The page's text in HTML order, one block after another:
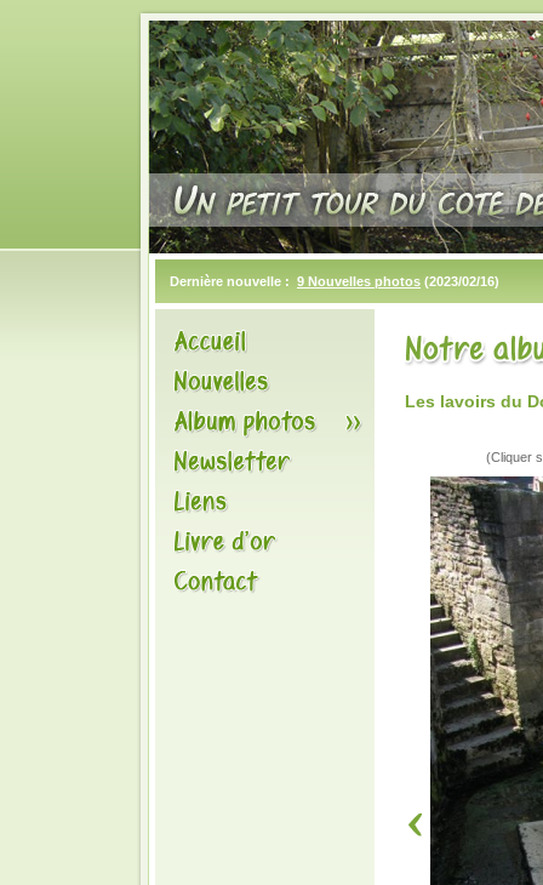
Dernière nouvelle : 9 Nouvelles photos (2023/02/16)
Les lavoirs du
(Cliquer